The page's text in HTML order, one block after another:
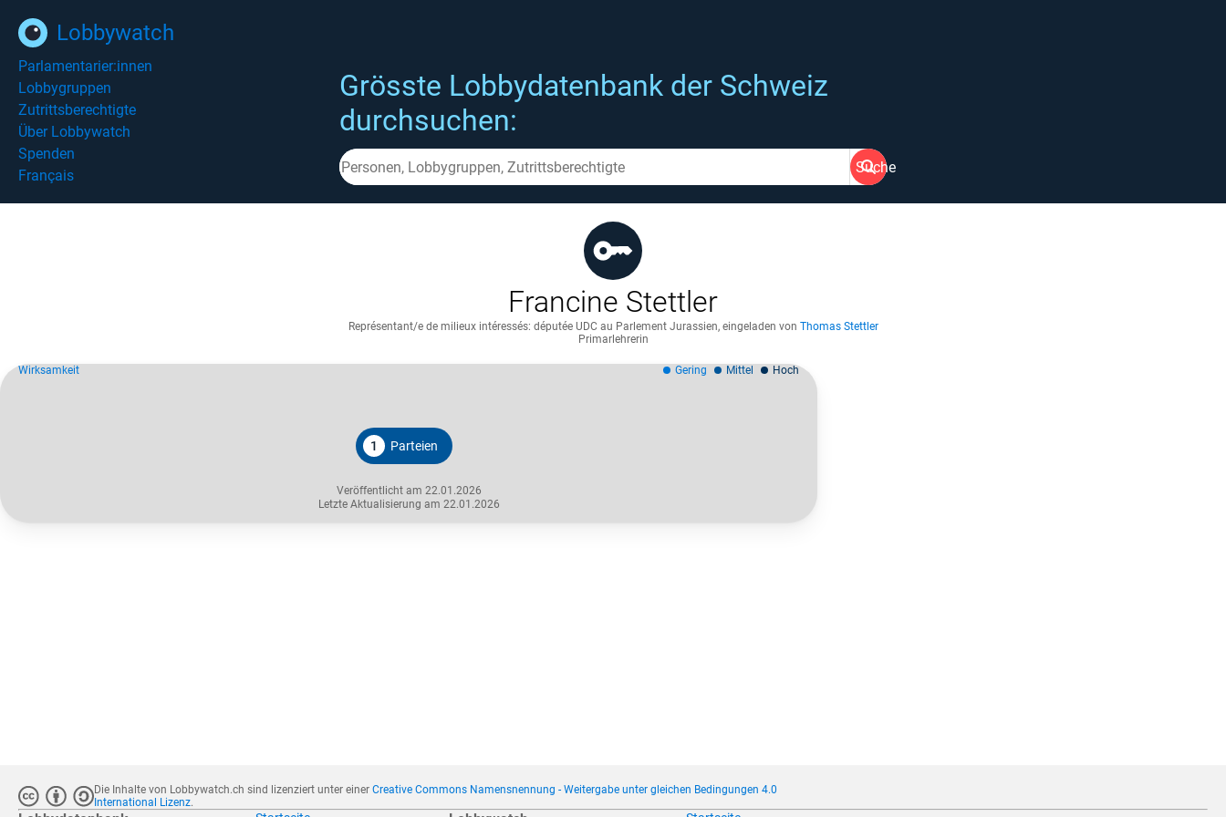
Lobbywatch
Parlamentarier:innen
Lobbygruppen
Zutrittsberechtigte
Über Lobbywatch
Spenden
Français
Grösste Lobbydatenbank der Schweiz
durchsuchen:
Suche
Francine Stettler
Représentant/e de milieux intéressés: députée UDC au Parlement Jurassien, eingeladen von Thomas Stettler
Primarlehrerin
1 Parteien
Veröffentlicht am 22.01.2026
Letzte Aktualisierung am 22.01.2026
Wirksamkeit Gering Mittel Hoch
Die Inhalte von Lobbywatch.ch sind lizenziert unter einerCreative Commons Namensnennung - Weitergabe unter gleichen Bedingungen 4.0
International Lizenz.